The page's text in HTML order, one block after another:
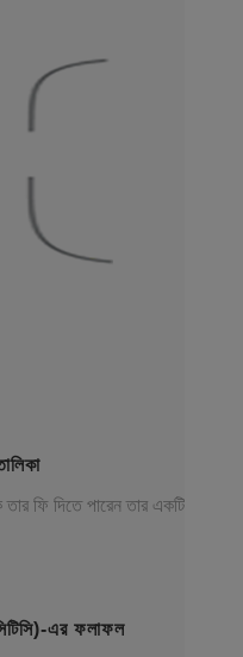
ফি দিতে পারেন তার একটি
এর ফলাফল